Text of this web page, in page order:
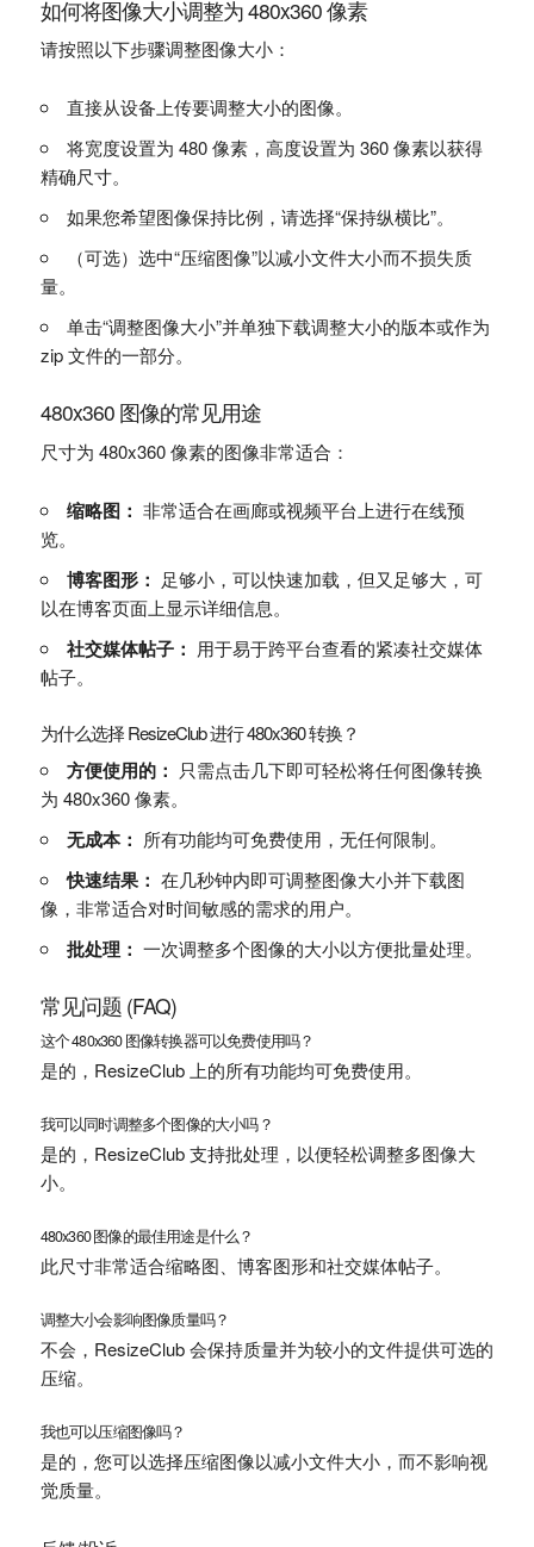
如何将图像大小调整为 480x360 像素
请按照以下步骤调整图像大小：
直接从设备上传要调整大小的图像。
将宽度设置为 480 像素，高度设置为 360 像素以获得
精确尺寸。
如果您希望图像保持比例，请选择“保持纵横比”。
（可选）选中“压缩图像”以减小文件大小而不损失质
量。
单击“调整图像大小”并单独下载调整大小的版本或作为
zip 文件的一部分。
480x360 图像的常见用途
尺寸为 480x360 像素的图像非常适合：
缩略图： 非常适合在画廊或视频平台上进行在线预
览。
博客图形： 足够小，可以快速加载，但又足够大，可
以在博客页面上显示详细信息。
社交媒体帖子： 用于易于跨平台查看的紧凑社交媒体
帖子。
为什么选择 ResizeClub 进行 480x360 转换？
方便使用的： 只需点击几下即可轻松将任何图像转换
为 480x360 像素。
无成本： 所有功能均可免费使用，无任何限制。
快速结果： 在几秒钟内即可调整图像大小并下载图
像，非常适合对时间敏感的需求的用户。
批处理： 一次调整多个图像的大小以方便批量处理。
常见问题 (FAQ)
这个 480x360 图像转换器可以免费使用吗？
是的，ResizeClub 上的所有功能均可免费使用。
我可以同时调整多个图像的大小吗？
是的，ResizeClub 支持批处理，以便轻松调整多图像大
小。
480x360 图像的最佳用途是什么？
此尺寸非常适合缩略图、博客图形和社交媒体帖子。
调整大小会影响图像质量吗？
不会，ResizeClub 会保持质量并为较小的文件提供可选的
压缩。
我也可以压缩图像吗？
是的，您可以选择压缩图像以减小文件大小，而不影响视
觉质量。